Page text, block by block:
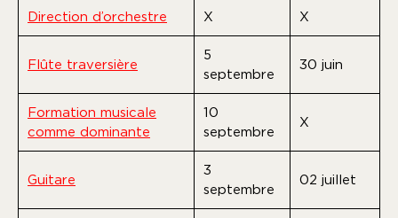
Direction d’orchestre X X
Flûte traversière
5
septembre
30 juin
Formation musicale
comme dominante
10
septembre
X
Guitare
3
septembre
02 juillet